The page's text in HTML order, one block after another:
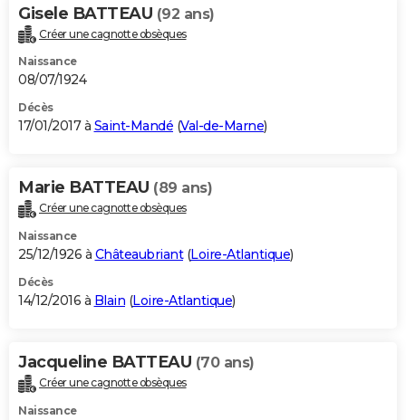
Gisele BATTEAU (92 ans)
Créer une cagnotte obsèques
Naissance
08/07/1924
Décès
17/01/2017 à Saint-Mandé (Val-de-Marne)
Marie BATTEAU (89 ans)
Créer une cagnotte obsèques
Naissance
25/12/1926 à Châteaubriant(Loire-Atlantique)
Décès
14/12/2016 à Blain (Loire-Atlantique)
Jacqueline BATTEAU (70 ans)
Créer une cagnotte obsèques
Naissance